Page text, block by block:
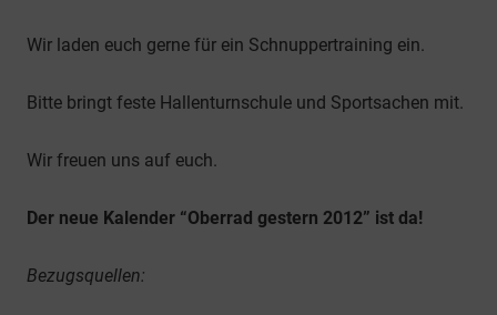
Wir laden euch gerne für ein Schnuppertraining ein.
Bitte bringt feste Hallenturnschule und Sportsachen mit.
Wir freuen uns auf euch.
Der neue Kalender “Oberrad gestern 2012” ist da!
Bezugsquellen: